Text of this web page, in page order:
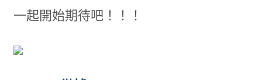
一起開始期待吧！！！